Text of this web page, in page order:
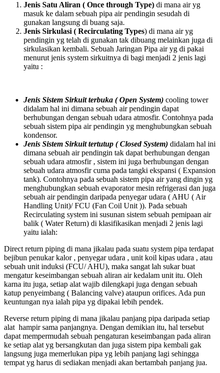
Jenis Satu Aliran ( Once through Type) di mana air yg
masuk ke dalam sebuah pipa air pendingin sesudah di
gunakan langsung di buang saja.
Jenis Sirkulasi ( Recirculating Types) di mana air yg
pendingin yg telah di gunakan tak dibuang melainkan juga di
sirkulasikan kembali. Sebuah Jaringan Pipa air yg di pakai
menurut jenis system sirkuitnya di bagi menjadi 2 jenis lagi
yaitu :
Jenis Sistem Sirkuit terbuka ( Open System) cooling tower
didalam hal ini dimana sebuah air pendingin dapat
berhubungan dengan sebuah udara atmosfir. Contohnya pada
sebuah sistem pipa air pendingin yg menghubungkan sebuah
kondensor.
Jenis Sistem Sirkuit tertutup ( Closed System) didalam hal ini
dimana sebuah air pendingin tak dapat berhubungan dengan
sebuah udara atmosfir , sistem ini juga berhubungan dengan
sebuah udara atmosfir cuma pada tangki ekspansi ( Expansion
tank). Contohnya pada sebuah sistem pipa air yang dingin yg
menghubungkan sebuah evaporator mesin refrigerasi dan juga
sebuah air pendingin daripada penyegar udara ( AHU ( Air
Handling Unit)/ FCU (Fan Coil Unit )). Pada sebuah
Recirculating system ini susunan sistem sebuah pemipaan air
balik ( Water Return) di klasifikasikan menjadi 2 jenis lagi
yaitu ialah:
Direct return piping di mana jikalau pada suatu system pipa terdapat
bejibun penukar kalor , penyegar udara , unit koil kipas udara , atau
sebuah unit induksi (FCU/ AHU), maka sangat lah sukar buat
mengatur keseimbangan sebuah aliran air kedalam unit itu. Oleh
karna itu juga, setiap alat wajib dilengkapi juga dengan sebuah
katup penyeimbang ( Balancing valve) ataupun orifices. Ada pun
keuntungan nya ialah pipa yg dipakai lebih pendek.
Reverse return piping di mana jikalau panjang pipa daripada setiap
alat hampir sama panjangnya. Dengan demikian itu, hal tersebut
dapat mempermudah sebuah pengaturan keseimbangan pada aliran
ke setiap alat yg bersangkutan dan juga sistem pipa kembali gak
langsung juga memerlukan pipa yg lebih panjang lagi sehingga
tempat yg harus di sediakan menjadi akan bertambah panjang jua.